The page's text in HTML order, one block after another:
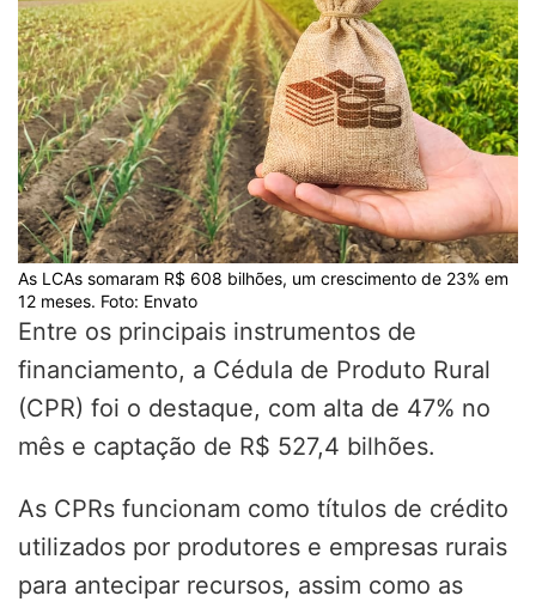
As LCAs somaram R$ 608 bilhões, um crescimento de 23% em
12 meses. Foto: Envato
Entre os principais instrumentos de
financiamento, a Cédula de Produto Rural
(CPR) foi o destaque, com alta de 47% no
mês e captação de R$ 527,4 bilhões.
As CPRs funcionam como títulos de crédito
utilizados por produtores e empresas rurais
para antecipar recursos, assim como as